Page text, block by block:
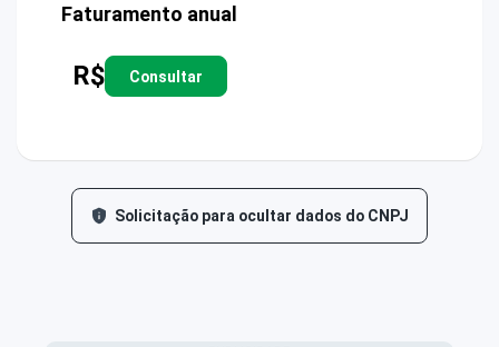
Faturamento anual
R$ Consultar
Solicitação para ocultar dados do CNPJ